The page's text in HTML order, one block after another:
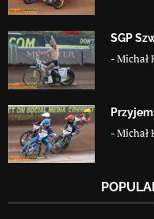
SGP
-Michał
-Michał